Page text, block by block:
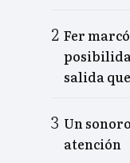
Fer
salida
Un
atención